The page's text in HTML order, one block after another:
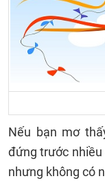
Nếu bạn mơ
đứng trước nhiều
nhưng không có